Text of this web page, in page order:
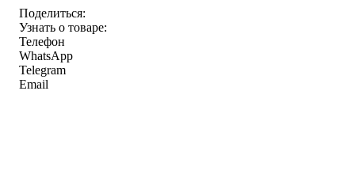
Поделиться:
Узнать о товаре:
Телефон
WhatsApp
Telegram
Email